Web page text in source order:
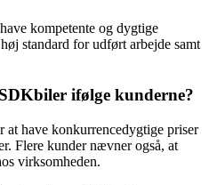
kompetente og dygtige
standard for udført arbejde samt
ifølge kunderne?
have konkurrencedygtige priser
Flere kunder nævner også, at
virksomheden.